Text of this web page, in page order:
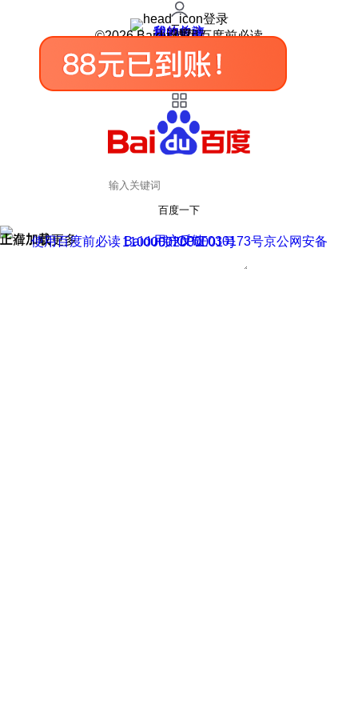
登录
我的关注
我的收藏
皮肤中心
用户反馈
设置
©2026 Baidu 使用百度前必读
百度一下
正在加载
上滑加载更多 用户反馈
使用百度前必读 Baidu 京ICP证030173号
京公网安备11000002000001号